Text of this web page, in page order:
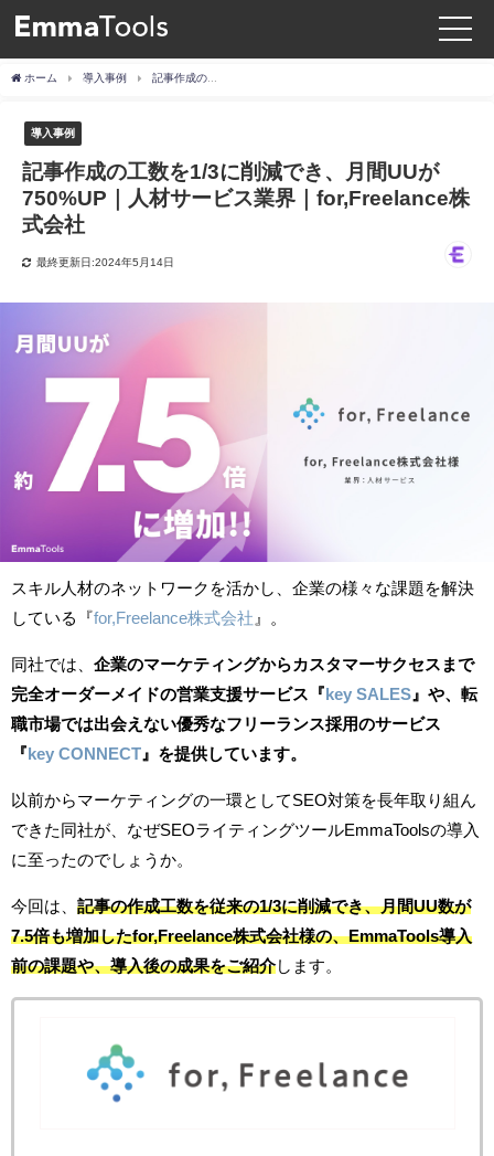
ホーム 導入事例
導入事例
記事作成の工数を1/3に削減でき、月間UUが
750%UP｜人材サービス業界｜for,Freelance株
式会社
最終更新日:2024年5月14日
スキル人材のネットワークを活かし、企業の様々な課題を解決
している『for,Freelance株式会社 』。
同社では、 企業のマーケティングからカスタマーサクセスまで
完全オーダーメイドの営業支援サービス『 key SALES 』や、転
職市場では出会えない優秀なフリーランス採用のサービス
『 key CONNECT 』を提供しています。
以前からマーケティングの一環としてSEO対策を長年取り組ん
できた同社が、なぜSEOライティングツールEmmaToolsの導入
に至ったのでしょうか。
今回は、 記事の作成工数を従来の1/3に削減でき、月間UU数が
7.5倍も増加したfor,Freelance株式会社様の、EmmaTools導入
前の課題や、導入後の成果をご紹介します。